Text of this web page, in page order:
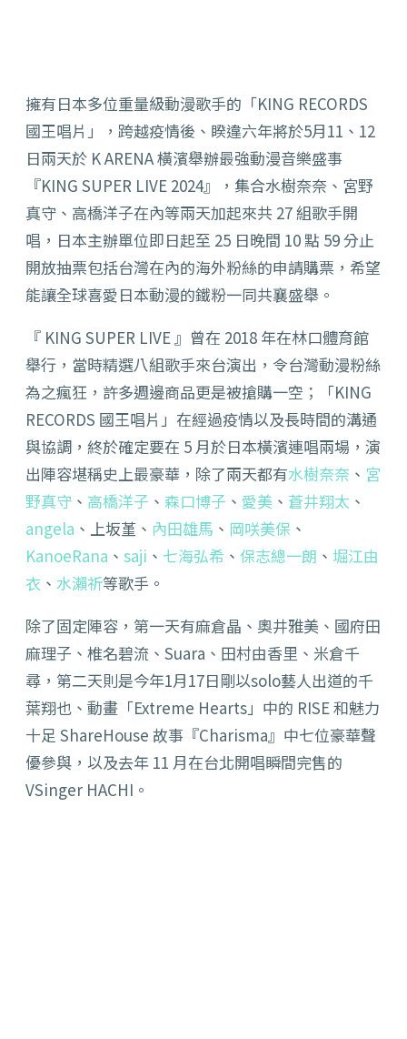
擁有日本多位重量級動漫歌手的「KING RECORDS
國王唱片」，跨越疫情後、睽違六年將於5月11、12
日兩天於 K ARENA 橫濱舉辦最強動漫音樂盛事
『KING SUPER LIVE 2024』，集合水樹奈奈、宮野
真守、 高橋洋子在內等兩天加起來共 27 組歌手開
唱， 日本主辦單位即日起至 25 日晚間 10 點 59 分止
開放抽票包括台灣在內的海外粉絲的申請購票， 希望
能讓全球喜愛日本動漫的鐵粉一同共襄盛舉。
『 KING SUPER LIVE 』曾在 2018 年在林口體育館
舉行，當時精選八組歌手來台演出， 令台灣動漫粉絲
為之瘋狂，許多週邊商品更是被搶購一空；「KING
RECORDS 國王唱片」在經過疫情以及長時間的溝通
與協調， 終於確定要在 5 月於日本橫濱連唱兩場，演
出陣容堪稱史上最豪華， 除了兩天都有水樹奈奈 、 宮
野真守 、 高橋洋子 、 森口博子 、 愛美 、 蒼井翔太 、
angela 、上坂堇、 內田雄馬 、 岡咲美保 、
KanoeRana 、 saji 、 七海弘希 、 保志總一朗 、 堀江由
衣 、 水瀨祈等歌手。
除了固定陣容，第一天有麻倉晶、奧井雅美、國府田
麻理子、 椎名碧流、Suara、田村由香里、米倉千
尋， 第二天則是今年1月17日剛以solo藝人出道的千
葉翔也、 動畫「Extreme Hearts」 中的 RISE 和魅力
十足 ShareHouse 故事『Charisma』中七位豪華聲
優參與， 以及去年 11 月在台北開唱瞬間完售的
VSinger HACHI。